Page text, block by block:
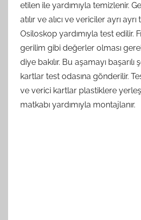
etilen ile yardımıyla temizlenir.
atılır ve alıcı ve vericiler ayrı ayrı
Osiloskop yardımıyla test edilir.
gerilim gibi değerler olması
diye bakılır. Bu aşamayı
kartlar test odasına gönderilir.
ve verici kartlar plastiklere
matkabı yardımıyla montajlanır.